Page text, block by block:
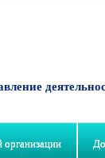
организации